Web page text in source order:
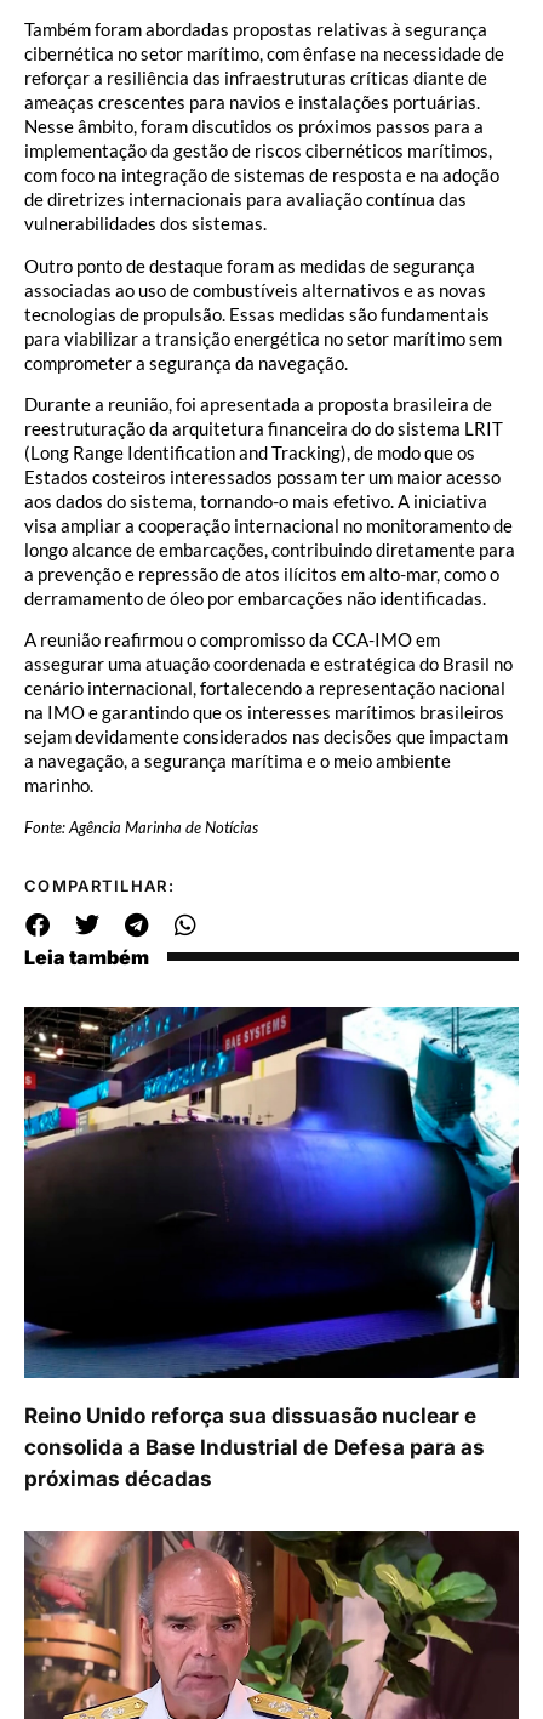
Também foram abordadas propostas relativas à segurança
cibernética no setor marítimo, com ênfase na necessidade de
reforçar a resiliência das infraestruturas críticas diante de
ameaças crescentes para navios e instalações portuárias.
Nesse âmbito, foram discutidos os próximos passos para a
implementação da gestão de riscos cibernéticos marítimos,
com foco na integração de sistemas de resposta e na adoção
de diretrizes internacionais para avaliação contínua das
vulnerabilidades dos sistemas.
Outro ponto de destaque foram as medidas de segurança
associadas ao uso de combustíveis alternativos e as novas
tecnologias de propulsão. Essas medidas são fundamentais
para viabilizar a transição energética no setor marítimo sem
comprometer a segurança da navegação.
Durante a reunião, foi apresentada a proposta brasileira de
reestruturação da arquitetura financeira do do sistema LRIT
(Long Range Identification and Tracking), de modo que os
Estados costeiros interessados possam ter um maior acesso
aos dados do sistema, tornando-o mais efetivo. A iniciativa
visa ampliar a cooperação internacional no monitoramento de
longo alcance de embarcações, contribuindo diretamente para
a prevenção e repressão de atos ilícitos em alto-mar, como o
derramamento de óleo por embarcações não identificadas.
A reunião reafirmou o compromisso da CCA-IMO em
assegurar uma atuação coordenada e estratégica do Brasil no
cenário internacional, fortalecendo a representação nacional
na IMO e garantindo que os interesses marítimos brasileiros
sejam devidamente considerados nas decisões que impactam
a navegação, a segurança marítima e o meio ambiente
marinho.
Fonte: Agência Marinha de Notícias
COMPARTILHAR:
Leia também
Reino Unido reforça sua dissuasão nuclear e
consolida a Base Industrial de Defesa para as
próximas décadas